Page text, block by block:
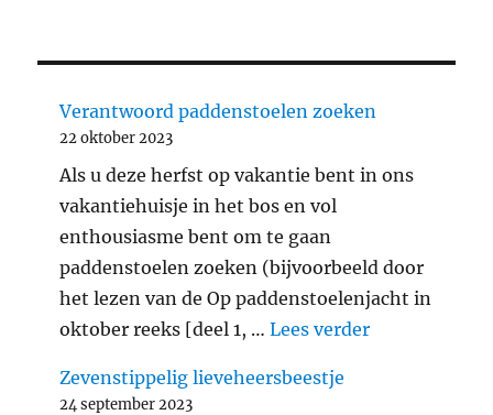
Verantwoord paddenstoelen zoeken
22 oktober 2023
Als u deze herfst op vakantie bent in ons
vakantiehuisje in het bos en vol
enthousiasme bent om te gaan
paddenstoelen zoeken (bijvoorbeeld door
het lezen van de Op paddenstoelenjacht in
oktober reeks [deel 1, …Lees verder
Zevenstippelig lieveheersbeestje
24 september 2023